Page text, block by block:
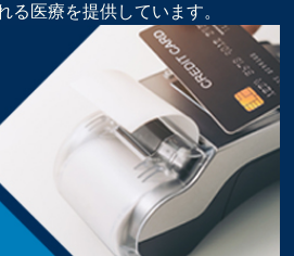
る医療を提供しています。